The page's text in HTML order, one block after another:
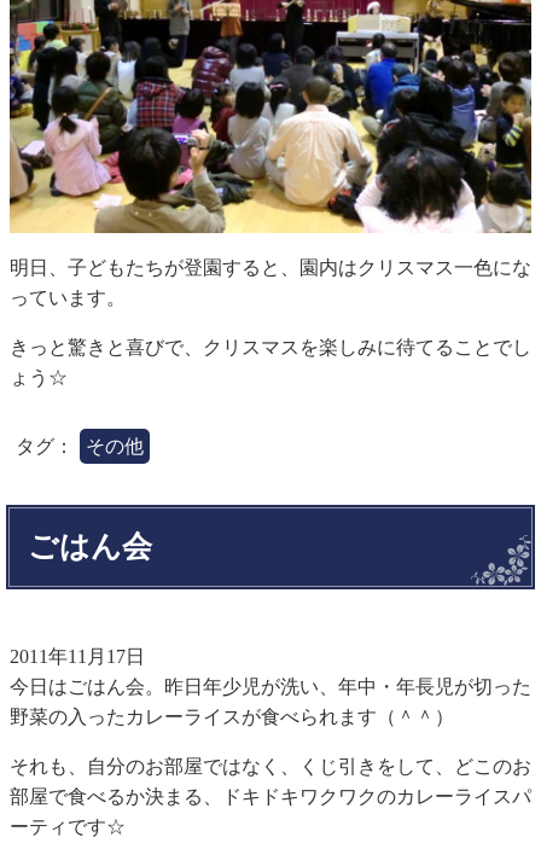
明日、子どもたちが登園すると、園内はクリスマス一色にな
っています。
きっと驚きと喜びで、クリスマスを楽しみに待てることでし
ょう☆
タグ： その他
ごはん会
2011年11月17日
今日はごはん会。昨日年少児が洗い、年中・年長児が切った
野菜の入ったカレーライスが食べられます（＾＾）
それも、自分のお部屋ではなく、くじ引きをして、どこのお
部屋で食べるか決まる、ドキドキワクワクのカレーライスパ
ーティです☆